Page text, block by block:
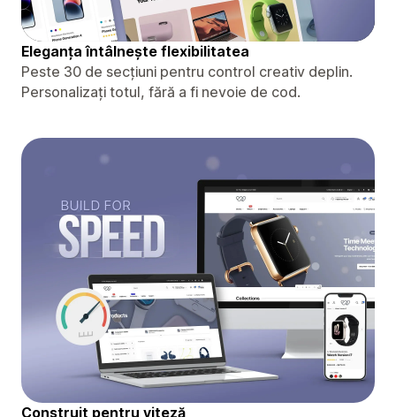
Eleganța întâlnește flexibilitatea
Peste 30 de secțiuni pentru control creativ deplin.
Personalizați totul, fără a fi nevoie de cod.
Construit pentru viteză